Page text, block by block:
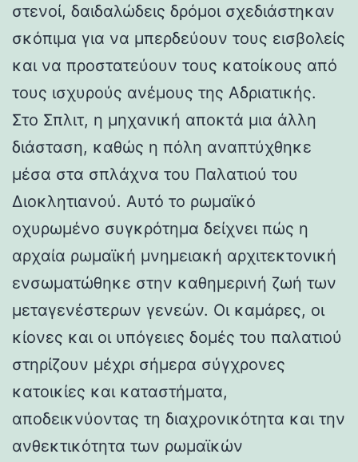
στενοί, δαιδαλώδεις δρόμοι σχεδιάστηκαν
σκόπιμα για να μπερδεύουν τους εισβολείς
και να προστατεύουν τους κατοίκους από
τους ισχυρούς ανέμους της Αδριατικής.
Στο Σπλιτ, η μηχανική αποκτά μια άλλη
διάσταση, καθώς η πόλη αναπτύχθηκε
μέσα στα σπλάχνα του Παλατιού του
Διοκλητιανού. Αυτό το ρωμαϊκό
οχυρωμένο συγκρότημα δείχνει πώς η
αρχαία ρωμαϊκή μνημειακή αρχιτεκτονική
ενσωματώθηκε στην καθημερινή ζωή των
μεταγενέστερων γενεών. Οι καμάρες, οι
κίονες και οι υπόγειες δομές του παλατιού
στηρίζουν μέχρι σήμερα σύγχρονες
κατοικίες και καταστήματα,
αποδεικνύοντας τη διαχρονικότητα και την
ανθεκτικότητα των ρωμαϊκών